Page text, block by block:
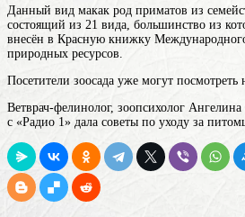
Данный вид макак род приматов из
состоящий из 21 вида, большинство из
внесён в Красную книжку
природных ресурсов.
Посетители зоосада уже могут посмотреть
Ветврач-фелинолог, зоопсихолог
с «Радио 1» дала советы по уходу за